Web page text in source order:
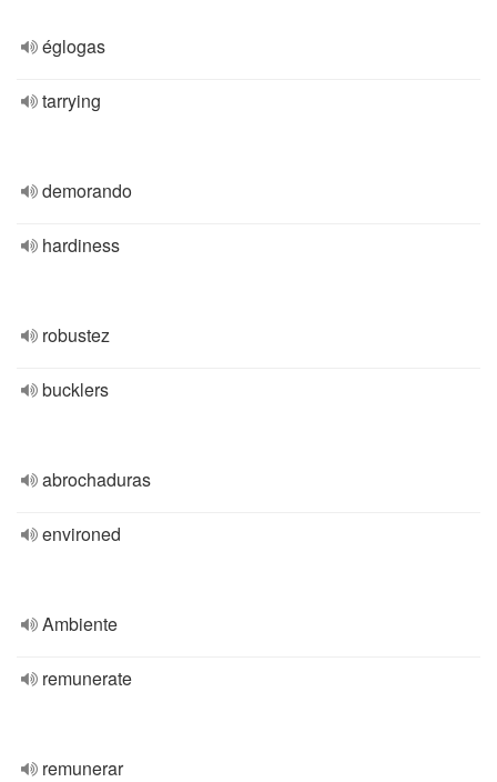
églogas
tarrying
demorando
hardiness
robustez
bucklers
abrochaduras
environed
Ambiente
remunerate
remunerar